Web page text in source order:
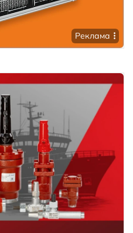
Реклама